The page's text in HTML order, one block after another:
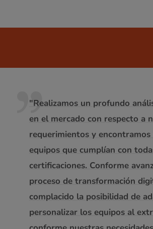
"Realizamos un profundo
en el mercado con respecto a
requerimientos y encontramos
equipos que cumplían con
certificaciones. Conforme
proceso de transformación
complacido la posibilidad de
personalizar los equipos al